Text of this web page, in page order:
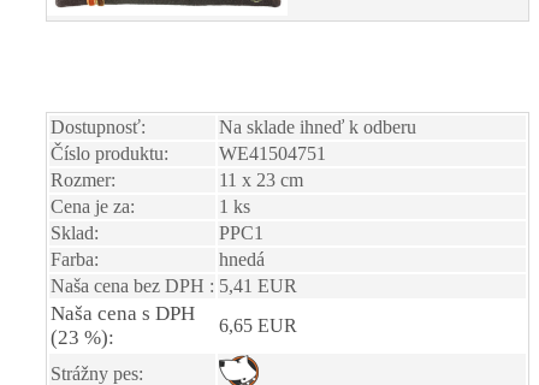
Dostupnosť:
Na sklade ihneď k odberu
Číslo produktu:
WE41504751
Rozmer:
11 x 23 cm
Cena je za:
1 ks
Sklad:
PPC1
Farba:
hnedá
Naša cena bez DPH : 5,41 EUR
Naša cena s DPH
(23 %):
6,65 EUR
Strážny pes: